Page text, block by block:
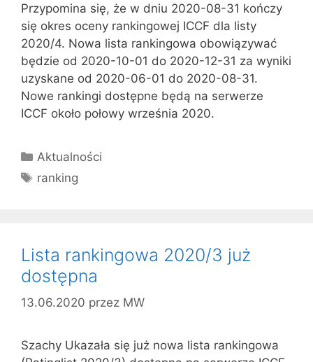
Przypomina się, że w dniu 2020-08-31 kończy
się okres oceny rankingowej ICCF dla listy
2020/4. Nowa lista rankingowa obowiązywać
będzie od 2020-10-01 do 2020-12-31 za wyniki
uzyskane od 2020-06-01 do 2020-08-31.
Nowe rankingi dostępne będą na serwerze
ICCF około połowy września 2020.
Kategorie
Aktualności
Tagi
ranking
Lista rankingowa 2020/3 już
dostępna
13.06.2020 przez MW
Szachy Ukazała się już nowa lista rankingowa